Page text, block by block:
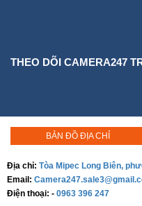
Tòa Mipec Long Biên,
Điện thoại:-0963 396 247